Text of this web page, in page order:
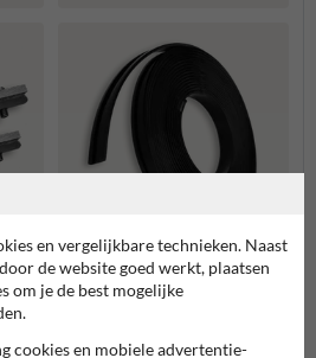
Rubber beschermband voor
gecoate masten - 20 mm
en vergelijkbare technieken. Naast
de website goed werkt, plaatsen
om je de best mogelijke
cookies en mobiele advertentie-